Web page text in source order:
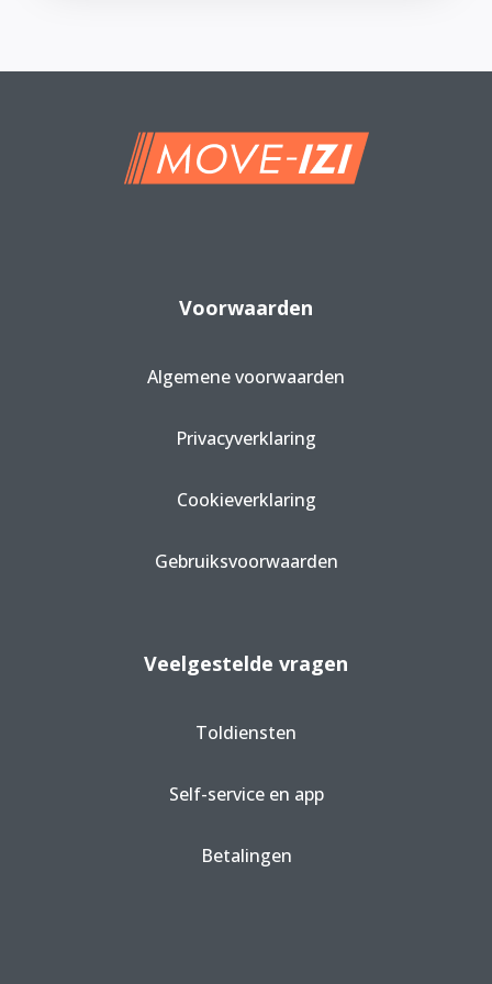
partijen. Wij raden je aan rechtstreeks
leasemaatschappij voor verdere
toelichting of om te informeren naar
Voorwaarden
Algemene voorwaarden
Privacyverklaring
Cookieverklaring
Gebruiksvoorwaarden
Veelgestelde vragen
Toldiensten
Self-service en app
Betalingen